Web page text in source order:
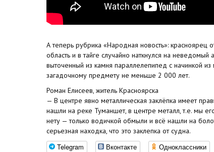
А теперь рубрика «Народная новость»: красноярец
область и в тайге случайно наткнулся на
выточенный из камня параллелепипед с начинкой из
загадочному предмету не меньше 2 000 лет.
Роман Елисеев, житель Красноярска
— В центре явно металлическая заклёпка имеет
нашли на реке Туманшет, в центре металл, т.е. мы
нету — только водичкой обмыли и всё нашли на
серьезная находка, что это заклепка от судна.
Telegram Вконтакте Одноклассники